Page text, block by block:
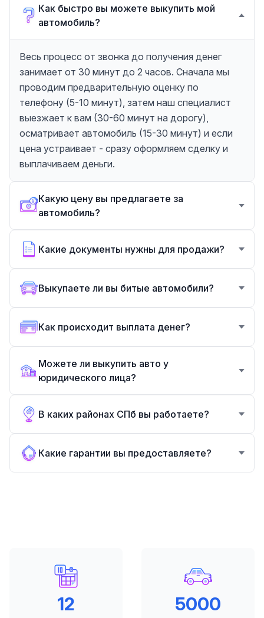
Как быстро вы можете выкупить мой
автомобиль?
Весь процесс от звонка до получения денег
занимает от 30 минут до 2 часов. Сначала мы
проводим предварительную оценку по
телефону (5-10 минут), затем наш специалист
выезжает к вам (30-60 минут на дорогу),
осматривает автомобиль (15-30 минут) и если
цена устраивает - сразу оформляем сделку и
выплачиваем деньги.
Какую цену вы предлагаете за
автомобиль?
Какие документы нужны для продажи?
Выкупаете ли вы битые автомобили?
Как происходит выплата денег?
Можете ли выкупить авто у
юридического лица?
В каких районах СПб вы работаете?
Какие гарантии вы предоставляете?
12 5000